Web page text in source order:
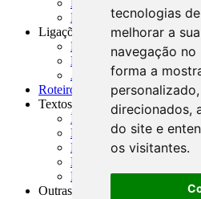
tecnologias
melhorar a
navegação
forma a
direcionados,
do site e
os visitantes.
Manuais Auxiliares do
Resenhas Diárias
Ligações Externas
Links Úteis
Presidência da República
Agências Nacionais
Roteiros para Estudos
Textos
Índice de Textos
Editorial
Monografias
Na Imprensa
Fórum de Discussão
Outras ferramentas